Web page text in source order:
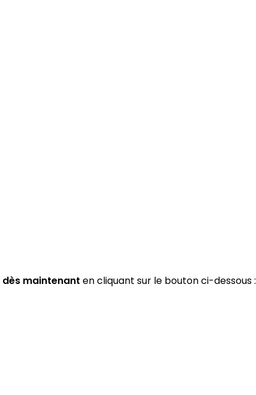
dès maintenant en cliquant sur le bouton ci-dessous :